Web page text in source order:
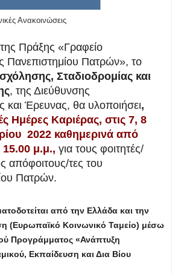
Ανακοινώσεις
Πράξης «Γραφείο
Πανεπιστημίου Πατρών», το
Σταδιοδρομίας και
, της Διεύθυνσης
και Έρευνας, θα υλοποιήσει,
Ημέρες Καριέρας, στις 7, 8
2022 καθημερινά από
μ.μ., για τους φοιτητές/
απόφοιτους/τες του
Πατρών.
από την Ελλάδα και την
(Ευρωπαϊκό Κοινωνικό Ταμείο) μέσω
Προγράμματος «Ανάπτυξη
Εκπαίδευση και Δια Βίου